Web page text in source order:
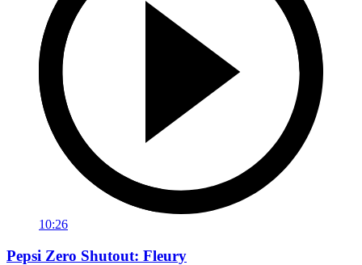
10:26
Pepsi Zero Shutout: Fleury